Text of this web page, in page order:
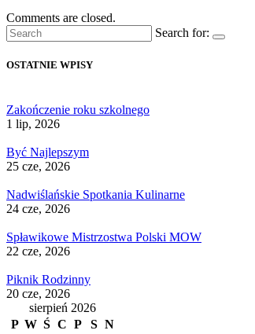
Comments are closed.
Search for:
OSTATNIE WPISY
Zakończenie roku szkolnego
1 lip, 2026
Być Najlepszym
25 cze, 2026
Nadwiślańskie Spotkania Kulinarne
24 cze, 2026
Spławikowe Mistrzostwa Polski MOW
22 cze, 2026
Piknik Rodzinny
20 cze, 2026
sierpień 2026
P W Ś C P S N